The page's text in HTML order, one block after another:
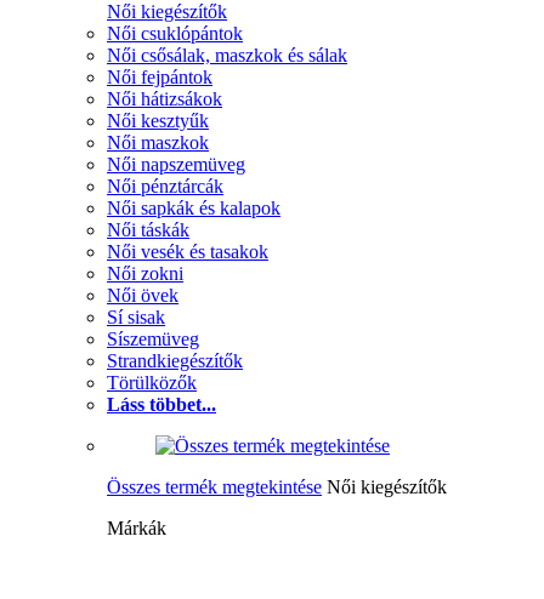
Női kiegészítők
Női csuklópántok
Női csősálak, maszkok és sálak
Női fejpántok
Női hátizsákok
Női kesztyűk
Női maszkok
Női napszemüveg
Női pénztárcák
Női sapkák és kalapok
Női táskák
Női vesék és tasakok
Női zokni
Női övek
Sí sisak
Síszemüveg
Strandkiegészítők
Törülközők
Láss többet...
Összes termék megtekintése Női kiegészítők
Márkák